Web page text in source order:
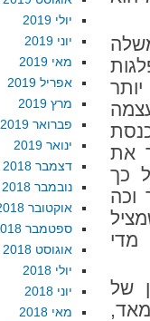
על 21% ובמפלגות
את
כך
וכה
מדי
של
יולי 2019
יוני 2019
מאי 2019
אפריל 2019
מרץ 2019
פברואר 2019
ינואר 2019
דצמבר 2018
נובמבר 2018
אוקטובר 2018
ספטמבר 2018
אוגוסט 2018
יולי 2018
יוני 2018
מאי 2018